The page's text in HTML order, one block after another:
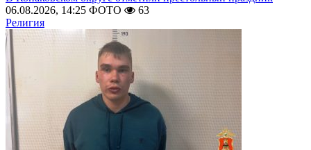
06.08.2026, 14:25 ФОТО
63
Религия